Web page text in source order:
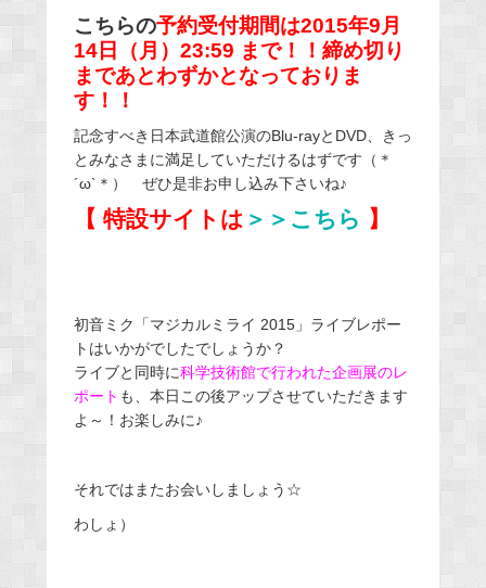
こちらの予約受付期間は2015年9月
14日（月）23:59 まで！！ 締め切り
まであとわずかとなっておりま
す！！
記念すべき日本武道館公演のBlu-rayとDVD、きっ
とみなさまに満足していただけるはずです（＊
´ω`＊） ぜひ是非お申し込み下さいね♪
【 特設サイトは ＞＞こちら 】
初音ミク「マジカルミライ 2015」ライブレポー
トはいかがでしたでしょうか？
ライブと同時に科学技術館で行われた企画展のレ
ポート も、本日この後アップさせていただきます
よ～！お楽しみに♪
それではまたお会いしましょう☆
わしょ）